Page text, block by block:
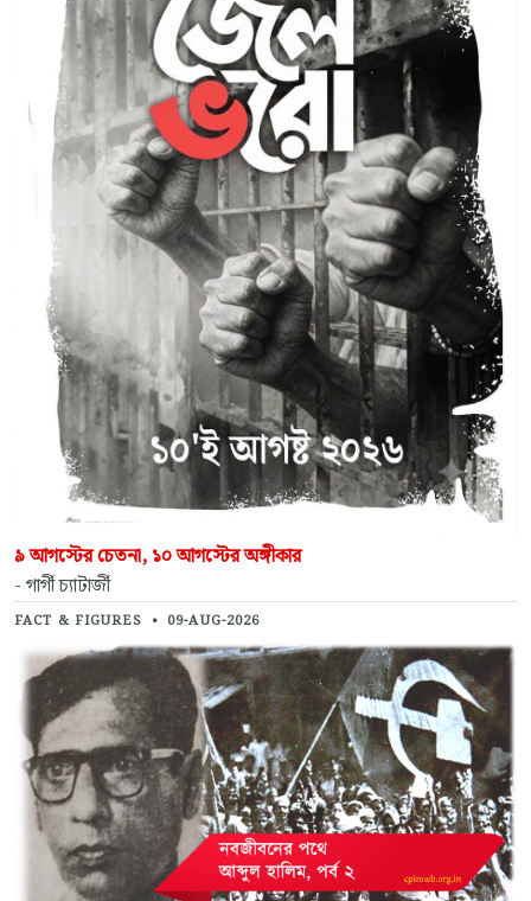
৯ আগস্টের চেতনা, ১০ আগস্টের অঙ্গীকার
- গার্গী চ্যাটার্জী
FACT & FIGURES • 09-AUG-2026